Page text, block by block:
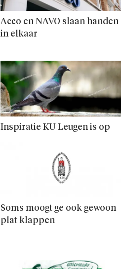
Acco en NAVO slaan handen
in elkaar
Inspiratie KU Leugen is op
Soms moogt ge ook gewoon
plat klappen